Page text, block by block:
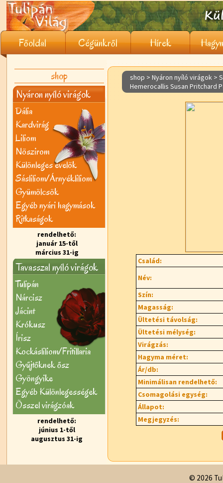
Főoldal Cégünkről Hírek
shop
Nyáron nyíló virágok
Dália
Kardvirág
Liliom
Nõszirom
Különleges évelõk
Sásliliom/Árnyékliliom
Gyümölcsök
Egyéb nyári hagymások
Ritkaságok
rendelhető:
január 15-től
március 31-ig
Tavasszal nyíló virágok
Tulipán
Nárcisz
Jácint
Krókusz
Írisz
Kockásliliom/Fritillaria
Gyűjtőknek ősz
Gyöngyike
Egyéb Különlegességek
Õsszel virágzóak
rendelhető:
június 1-től
augusztus 31-ig
shop > Nyáron nyíló virágok >
Hemerocallis Susan Pritchard
Család:
Név:
Szín:
Magasság:
Ültetési távolság:
Ültetési mélység:
Virágzás:
Hagyma méret:
Ár/db:
Minimálisan rendelhető:
Csomagolási egység:
Állapot:
Megjegyzés:
© 2026